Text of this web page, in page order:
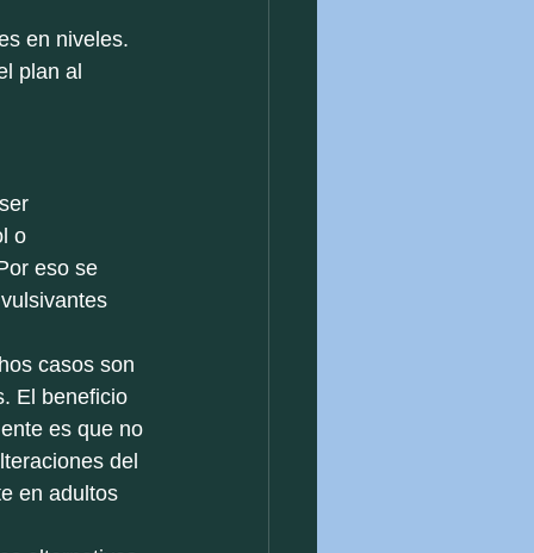
en niveles.
plan al
o
eso se
casos son
El beneficio
es que no
del
en adultos